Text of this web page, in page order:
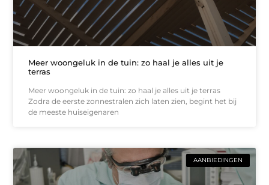
Meer woongeluk in de tuin: zo haal je alles uit je
terras
Meer woongeluk in de tuin: zo haal je alles uit je terras
Zodra de eerste zonnestralen zich laten zien, begint het bij
de meeste huiseigenaren
AANBIEDINGEN